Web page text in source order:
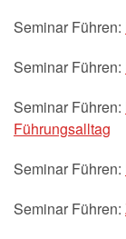
Seminar Führen:
Seminar Führen:
Seminar Führen:
Führungsalltag
Seminar Führen:
Seminar Führen: